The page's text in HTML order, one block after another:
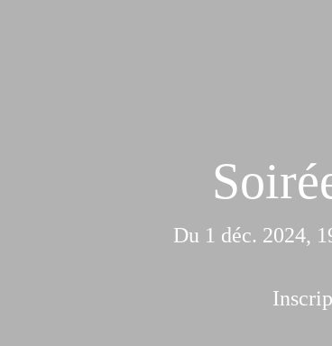
Du 1 déc. 2024,